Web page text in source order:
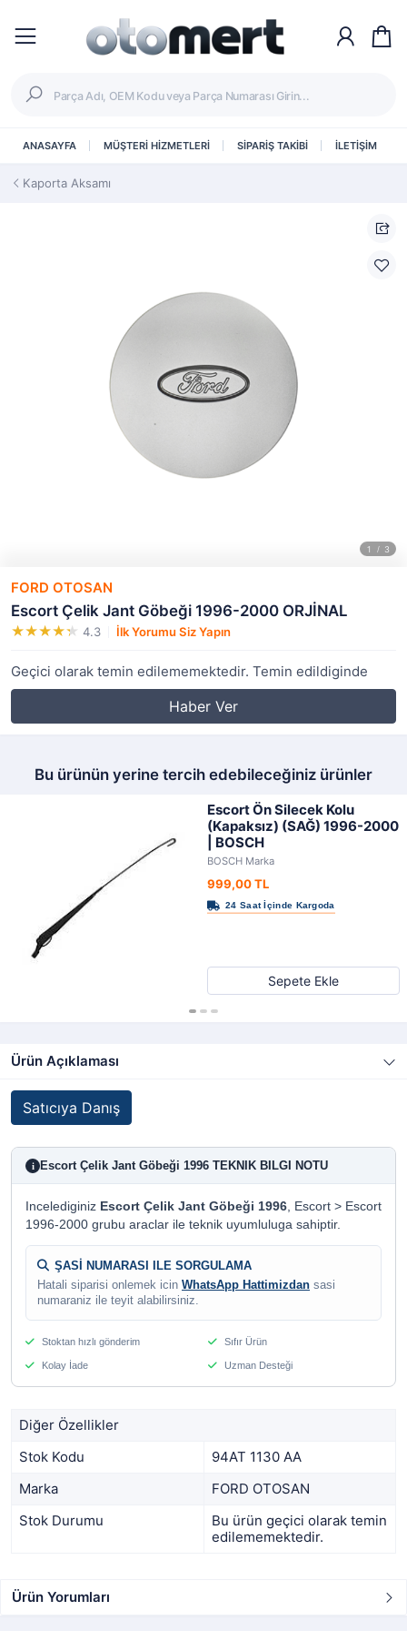
ANASAYFA MÜŞTERİ HİZMETLERİ SİPARİŞ TAKİBİ İLETİŞİM
Kaporta Aksamı
FORD OTOSAN
Escort Çelik Jant Göbeği 1996-2000 ORJİNAL
4.3 İlk Yorumu Siz Yapın
Geçici olarak temin edilememektedir. Temin edildiginde
Haber Ver
Bu ürünün yerine tercih edebileceğiniz ürünler
Escort Ön Silecek Kolu
(Kapaksız) (SAĞ) 1996-2000
| BOSCH
BOSCH Marka
999,00 TL
Sepete Ekle
Ürün Açıklaması
Satıcıya Danış
i Escort Çelik Jant Göbeği 1996 TEKNIK BILGI NOTU
Incelediginiz Escort Çelik Jant Göbeği 1996, Escort > Escort
1996-2000 grubu araclar ile teknik uyumluluga sahiptir.
ŞASİ NUMARASI ILE SORGULAMA
Hatali siparisi onlemek icin WhatsApp Hattimizdan sasi
numaraniz ile teyit alabilirsiniz.
Stoktan hızlı gönderim Sıfır Ürün
Kolay İade Uzman Desteği
Diğer Özellikler
Stok Kodu
94AT 1130 AA
Marka
FORD OTOSAN
Stok Durumu
Bu ürün geçici olarak temin
edilememektedir.
Ürün Yorumları